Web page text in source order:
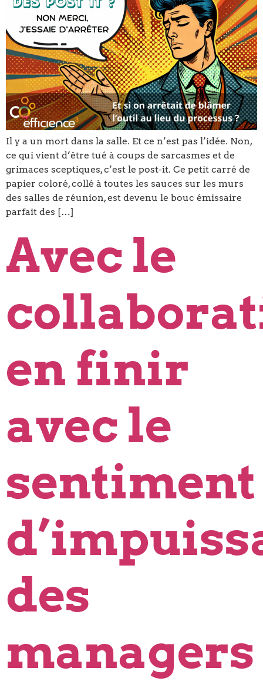
Il y a un mort dans la salle. Et ce n’est pas l’idée. Non,
ce qui vient d’être tué à coups de sarcasmes et de
grimaces sceptiques, c’est le post-it. Ce petit carré de
papier coloré, collé à toutes les sauces sur les murs
des salles de réunion, est devenu le bouc émissaire
parfait des […]
Avec le
en finir
avec le
sentiment
des
managers